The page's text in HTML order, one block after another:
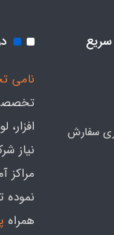
سفارش
نامی
تخصصی
نیاز
مراکز
نموده
همراه